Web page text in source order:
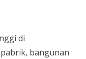
di
bangunan